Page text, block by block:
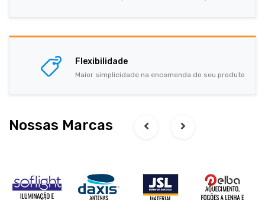
Flexibilidade
Maior simplicidade na encomenda do seu produto
Nossas Marcas